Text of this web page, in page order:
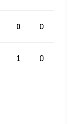
0 0
1 0